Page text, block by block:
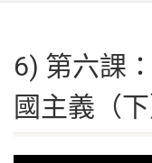
6) 第六課
國主義（下